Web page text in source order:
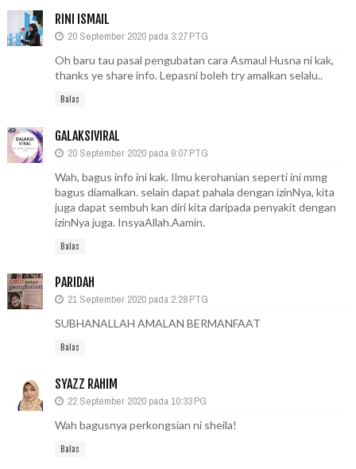
RINI ISMAIL
20 September 2020 pada 3:27 PTG
Oh baru tau pasal pengubatan cara Asmaul Husna ni kak,
thanks ye share info. Lepasni boleh try amalkan selalu..
Balas
GALAKSIVIRAL
20 September 2020 pada 9:07 PTG
Wah, bagus info ini kak. Ilmu kerohanian seperti ini mmg
bagus diamalkan. selain dapat pahala dengan izinNya, kita
juga dapat sembuh kan diri kita daripada penyakit dengan
izinNya juga. InsyaAllah.Aamin.
Balas
PARIDAH
21 September 2020 pada 2:28 PTG
SUBHANALLAH AMALAN BERMANFAAT
Balas
SYAZZ RAHIM
22 September 2020 pada 10:33 PG
Wah bagusnya perkongsian ni sheila!
Balas